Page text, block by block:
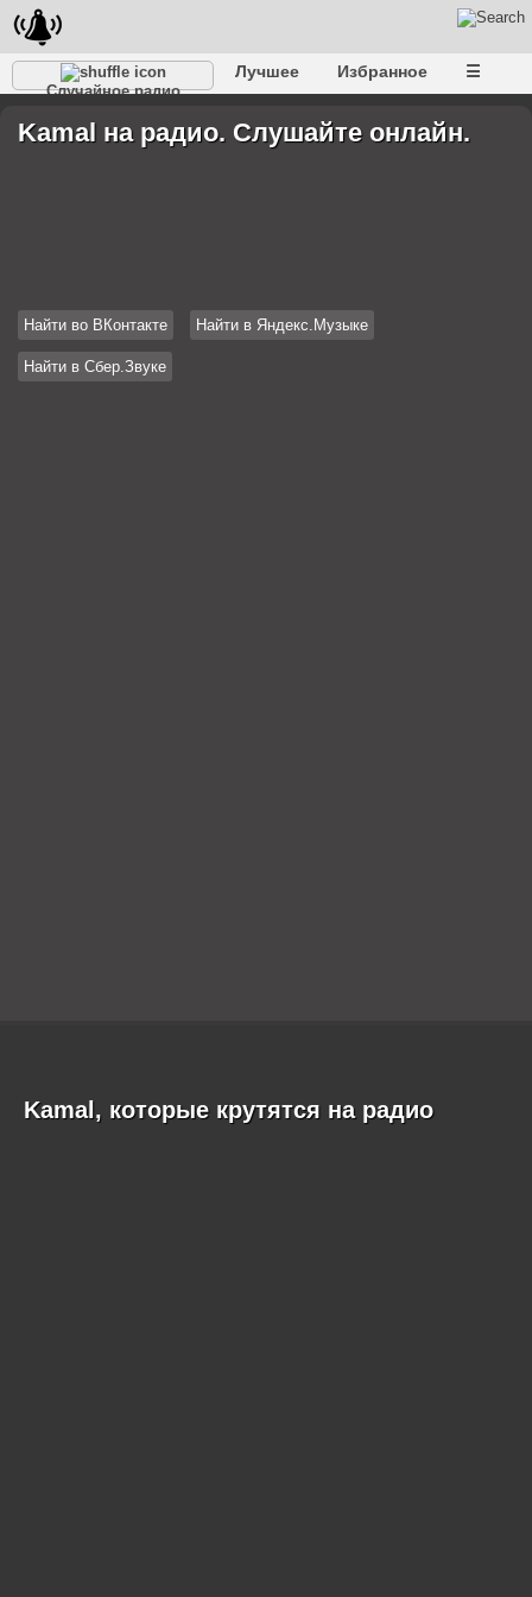
Случайное радио
Лучшее Избранное ☰
Kamal на радио. Слушайте онлайн.
Найти во ВКонтакте Найти в Яндекс.Музыке
Найти в Сбер.Звуке
Kamal, которые крутятся на радио